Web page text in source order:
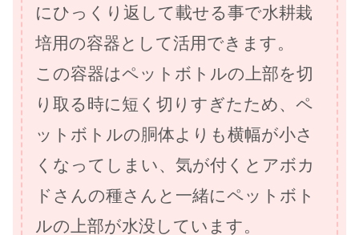
にひっくり返して載せる事で水耕栽
培用の容器として活用できます。
この容器はペットボトルの上部を切
り取る時に短く切りすぎたため、ペ
ットボトルの胴体よりも横幅が小さ
くなってしまい、気が付くとアボカ
ドさんの種さんと一緒にペットボト
ルの上部が水没しています。